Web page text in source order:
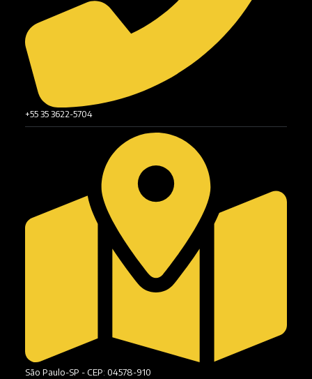
+55 35 3622-5704
São Paulo-SP - CEP: 04578-910